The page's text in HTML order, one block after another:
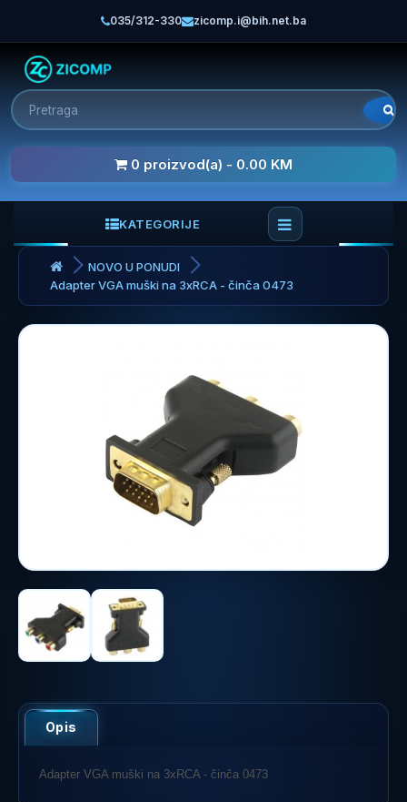
035/312-330 zicomp.i@bih.net.ba
0 proizvod(a) - 0.00 KM
KATEGORIJE
NOVO U PONUDI
Adapter VGA muški na 3xRCA - činča 0473
Opis
Adapter VGA muški na 3xRCA - činča 0473